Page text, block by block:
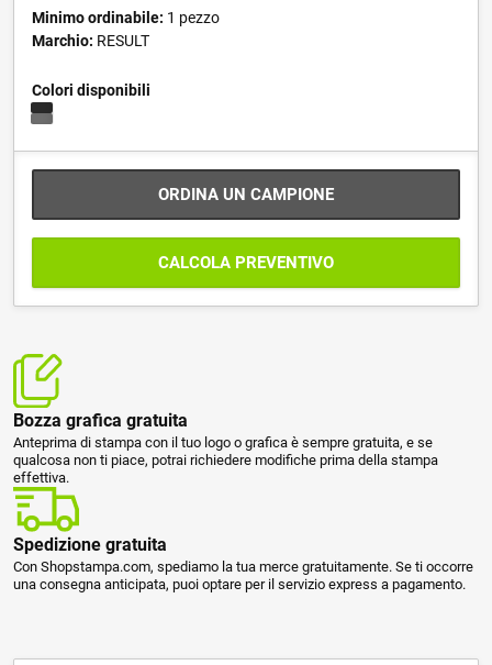
Minimo ordinabile: 1 pezzo
Marchio: RESULT
Colori disponibili
ORDINA UN CAMPIONE
CALCOLA PREVENTIVO
Bozza grafica gratuita
Anteprima di stampa con il tuo logo o grafica è sempre gratuita, e se
qualcosa non ti piace, potrai richiedere modifiche prima della stampa
effettiva.
Spedizione gratuita
Con Shopstampa.com, spediamo la tua merce gratuitamente. Se ti occorre
una consegna anticipata, puoi optare per il servizio express a pagamento.